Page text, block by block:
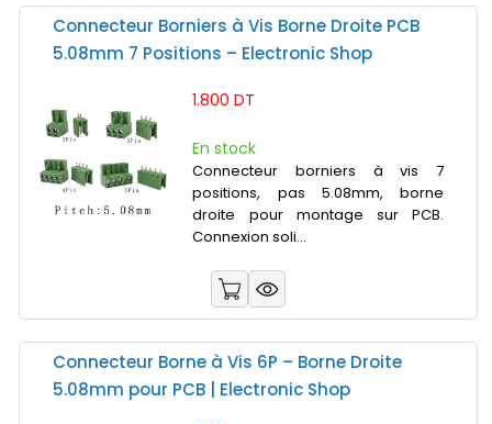
Connecteur Borniers à Vis Borne Droite PCB
5.08mm 7 Positions – Electronic Shop
1.800 DT
En stock
Connecteur borniers à vis 7
positions, pas 5.08mm, borne
droite pour montage sur PCB.
Connexion soli...
Connecteur Borne à Vis 6P – Borne Droite
5.08mm pour PCB | Electronic Shop